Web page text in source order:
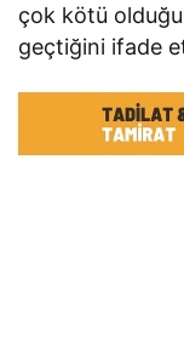
çok kötü
geçtiğini ifade